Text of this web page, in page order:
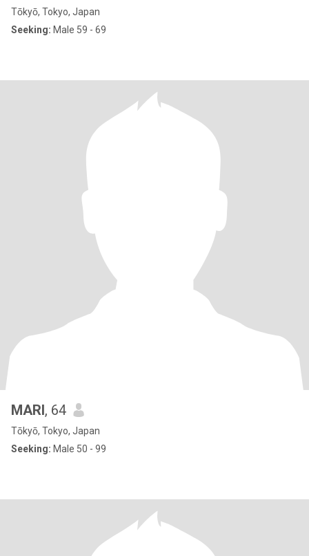
Tōkyō, Tokyo, Japan
Seeking: Male 59 - 69
MARI, 64
Tōkyō, Tokyo, Japan
Seeking: Male 50 - 99